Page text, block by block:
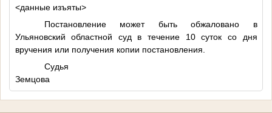
<данные изъяты>
Постановление может быть обжаловано в
Ульяновский областной суд в течение 10 суток со дня
вручения или получения копии постановления.
Судья
Земцова